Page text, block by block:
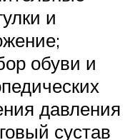
и
обуви и
давления
сустав